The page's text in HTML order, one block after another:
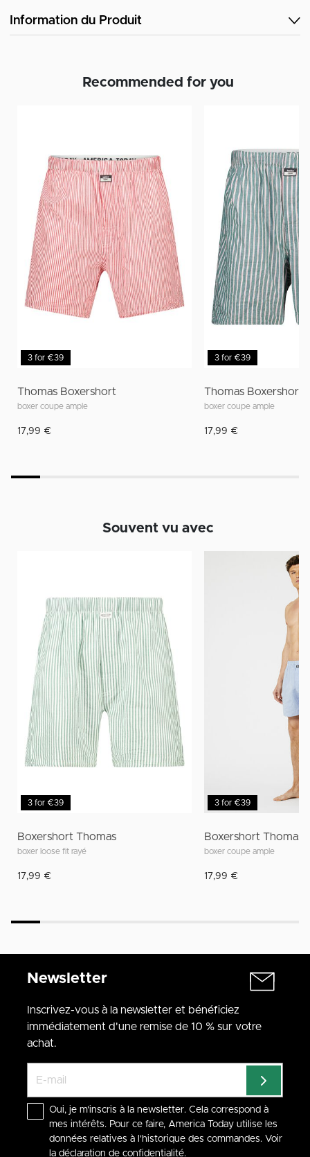
Information du Produit
Recommended for you
3 for €39
Thomas Boxershort
boxer coupe ample
17,99 €
3 for €39
Thomas Boxershort
boxer coupe ample
17,99 €
Souvent vu avec
3 for €39
Boxershort Thomas
boxer loose fit rayé
17,99 €
3 for €39
Boxershort Thomas
boxer coupe ample
17,99 €
Newsletter
Inscrivez-vous à la newsletter et bénéficiez
immédiatement d'une remise de 10 % sur votre
achat.
Oui, je m'inscris à la newsletter. Cela correspond à
mes intérêts. Pour ce faire, America Today utilise les
données relatives à l'historique des commandes. Voir
la déclaration de confidentialité.